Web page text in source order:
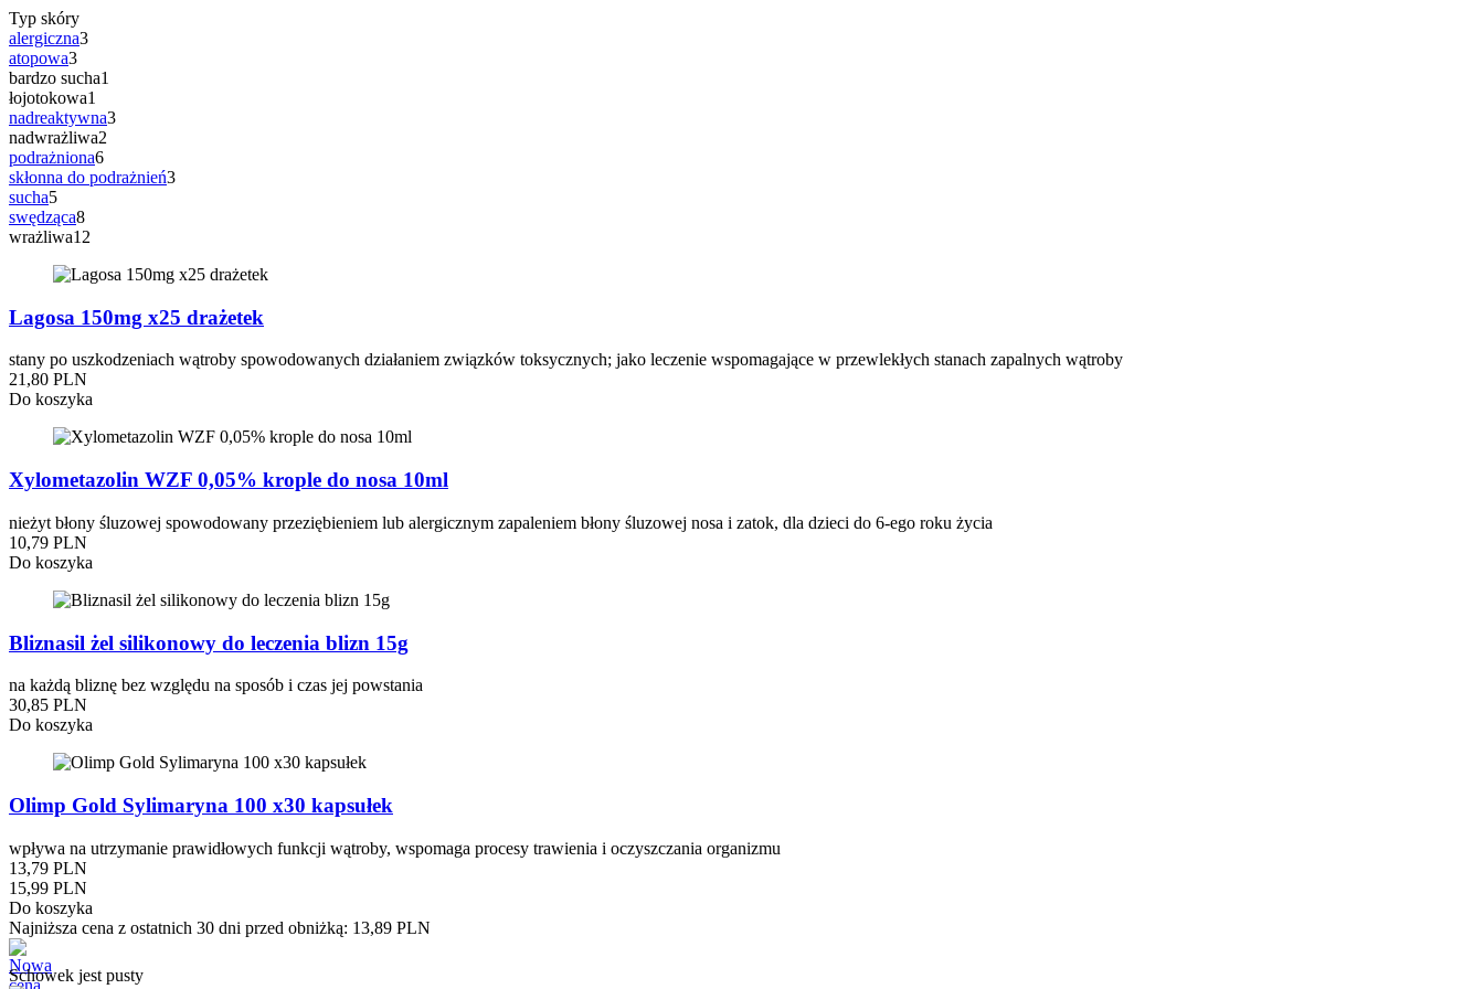
Typ skóry
alergiczna3
atopowa3
bardzo sucha1
łojotokowa1
nadreaktywna3
nadwrażliwa2
podrażniona6
skłonna do podrażnień3
sucha5
swędząca8
wrażliwa12
Lagosa 150mg x25 drażetek
stany po uszkodzeniach wątroby spowodowanych działaniem związków toksycznych; jako leczenie wspomagające w przewlekłych stanach zapalnych wątroby
21,80 PLN
Do koszyka
Xylometazolin WZF 0,05% krople do nosa 10ml
nieżyt błony śluzowej spowodowany przeziębieniem lub alergicznym zapaleniem błony śluzowej nosa i zatok, dla dzieci do 6-ego roku życia
10,79 PLN
Do koszyka
Bliznasil żel silikonowy do leczenia blizn 15g
na każdą bliznę bez względu na sposób i czas jej powstania
30,85 PLN
Do koszyka
Olimp Gold Sylimaryna 100 x30 kapsułek
wpływa na utrzymanie prawidłowych funkcji wątroby, wspomaga procesy trawienia i oczyszczania organizmu
13,79 PLN
15,99 PLN
Do koszyka
Najniższa cena z ostatnich 30 dni przed obniżką: 13,89 PLN
Schowek jest pusty